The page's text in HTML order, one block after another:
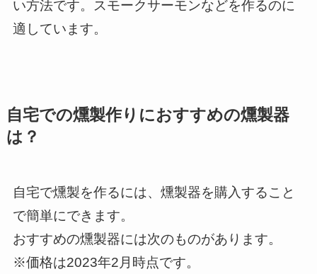
い方法です。スモークサーモンなどを作るのに
適しています。
自宅での燻製作りにおすすめの燻製器
は？
自宅で燻製を作るには、燻製器を購入すること
で簡単にできます。
おすすめの燻製器には次のものがあります。
※価格は2023年2月時点です。